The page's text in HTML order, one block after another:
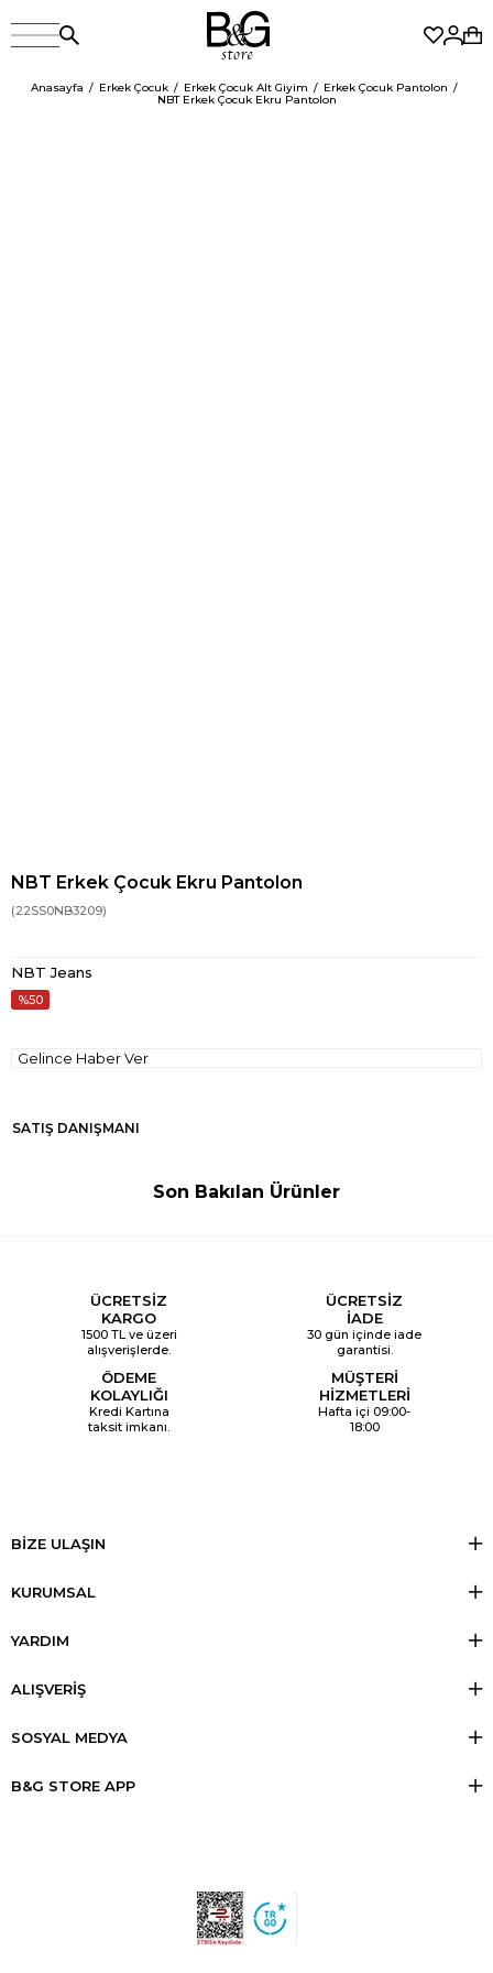
Anasayfa Erkek Çocuk Erkek Çocuk Alt Giyim
Erkek Çocuk Pantolon
NBT Erkek Çocuk Ekru Pantolon
NBT Erkek Çocuk Ekru Pantolon
(22SS0NB3209)
NBT Jeans
50
Gelince Haber Ver
SATIŞ DANIŞMANI
Son Bakılan Ürünler
ÜCRETSİZ
KARGO
1500 TL ve üzeri
alışverişlerde.
ÜCRETSİZ
İADE
30 gün içinde iade
garantisi.
ÖDEME
KOLAYLIĞI
Kredi Kartına
taksit imkanı.
MÜŞTERİ
HİZMETLERİ
Hafta içi 09:00-
18:00
BİZE ULAŞIN
KURUMSAL
YARDIM
ALIŞVERİŞ
SOSYAL MEDYA
B&G STORE APP